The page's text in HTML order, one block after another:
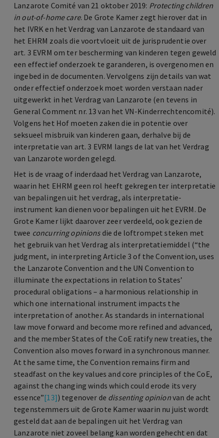
Lanzarote Comité van 21 oktober 2019: Protecting children
in out-of-home care. De Grote Kamer zegt hierover dat in
het IVRK en het Verdrag van Lanzarote de standaard van
het EHRM zoals die voortvloeit uit de jurisprudentie over
art. 3 EVRM om ter bescherming van kinderen tegen geweld
een effectief onderzoek te garanderen, is overgenomen en
ingebed in de documenten. Vervolgens zijn details van wat
onder effectief onderzoek moet worden verstaan nader
uitgewerkt in het Verdrag van Lanzarote (en tevens in
General Comment nr. 13 van het VN-Kinderrechtencomité).
Volgens het Hof moeten zaken die in potentie over
seksueel misbruik van kinderen gaan, derhalve bij de
interpretatie van art. 3 EVRM langs de lat van het Verdrag
van Lanzarote worden gelegd.
Het is de vraag of inderdaad het Verdrag van Lanzarote,
waarin het EHRM geen rol heeft gekregen ter interpretatie
van bepalingen uit het verdrag, als interpretatie-
instrument kan dienen voor bepalingen uit het EVRM. De
Grote Kamer lijkt daarover zeer verdeeld, ook gezien de
twee concurring opinionsdie de loftrompet steken met
het gebruik van het Verdrag als interpretatiemiddel (“the
judgment, in interpreting Article 3 of the Convention, uses
the Lanzarote Convention and the UN Convention to
illuminate the expectations in relation to States’
procedural obligations – a harmonious relationship in
which one international instrument impacts the
interpretation of another. As standards in international
law move forward and become more refined and advanced,
and the member States of the CoE ratify new treaties, the
Convention also moves forward in a synchronous manner.
At the same time, the Convention remains firm and
steadfast on the key values and core principles of the CoE,
against the changing winds which could erode its very
essence”[13]) tegenover de dissenting opinionvan de acht
tegenstemmers uit de Grote Kamer waarin nu juist wordt
gesteld dat aan de bepalingen uit het Verdrag van
Lanzarote niet zoveel belang kan worden gehecht en dat